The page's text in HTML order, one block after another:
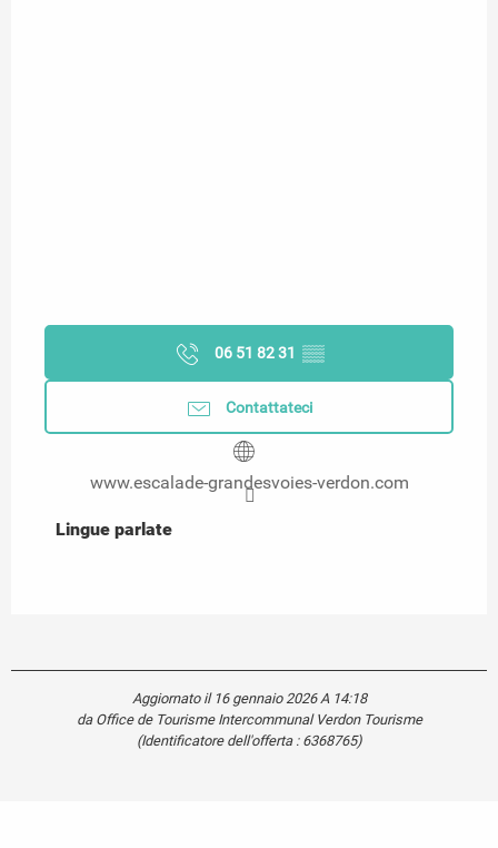
06 51 82 31 ▒▒
Contattateci
www.escalade-grandesvoies-verdon.com
Lingue parlate
Lingue parlate
Aggiornato il 16 gennaio 2026 A 14:18
da Office de Tourisme Intercommunal Verdon Tourisme
(Identificatore dell'offerta : 6368765)